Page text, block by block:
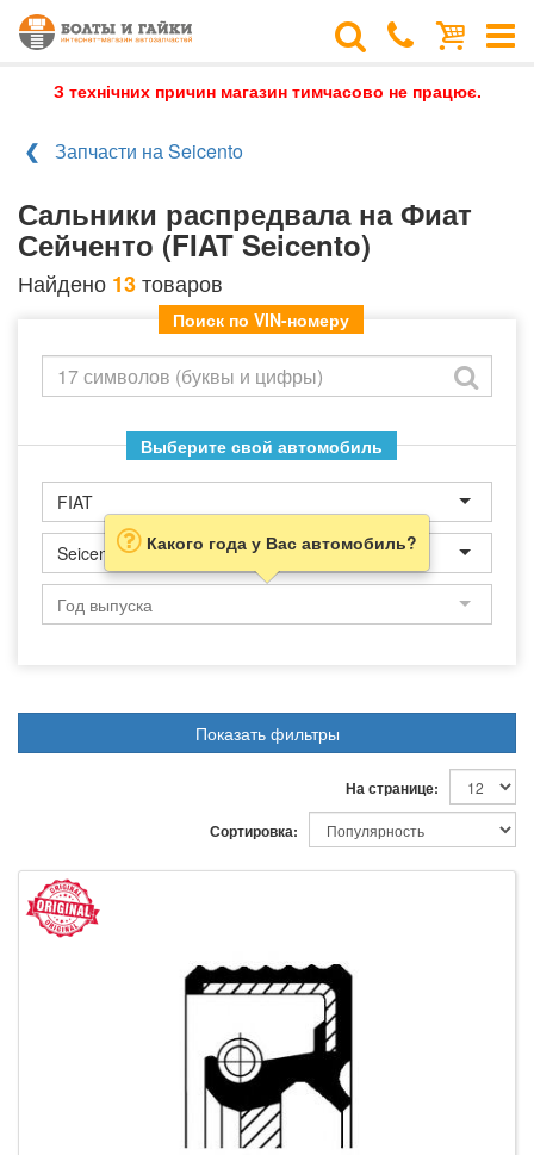
З технічних причин магазин тимчасово не працює.
Запчасти на Seicento
Сальники распредвала на Фиат
Сейченто (FIAT Seicento)
Найдено 13товаров
Поиск по VIN-номеру
Выберите свой автомобиль
FIAT
Seicento Какого года у Вас автомобиль?
Показать фильтры
На странице:
Сортировка: